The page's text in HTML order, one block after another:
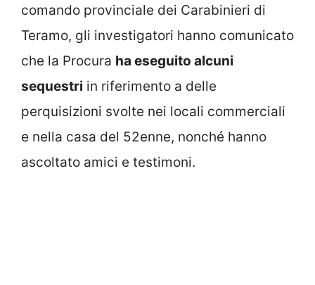
comando provinciale dei Carabinieri di
Teramo, gli investigatori hanno comunicato
che la Procura ha eseguito alcuni
sequestri in riferimento a delle
perquisizioni svolte nei locali commerciali
e nella casa del 52enne, nonché hanno
ascoltato amici e testimoni.